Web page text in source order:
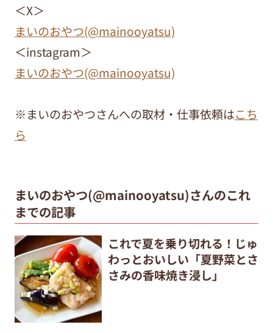
＜X＞
まいのおやつ(@mainooyatsu)
＜instagram＞
まいのおやつ(@mainooyatsu)
※まいのおやつさんへの取材・仕事依頼はこち
ら
まいのおやつ(@mainooyatsu)さんのこれ
までの記事
これで夏を乗り切れる！じゅ
わっとおいしい「夏野菜とさ
さみの香味焼き浸し」